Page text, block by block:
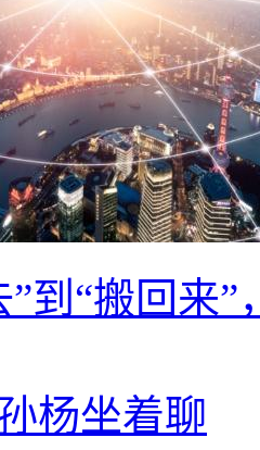
”到“搬回来
杨坐着聊